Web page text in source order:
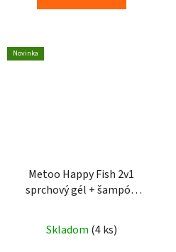
Novinka
Metoo Happy Fish 2v1
sprchový gél + šampón
Skladom (4 ks)